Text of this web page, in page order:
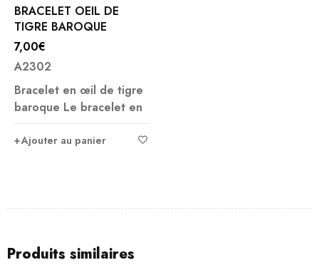
BRACELET OEIL DE
TIGRE BAROQUE
7,00€
A2302
Bracelet en œil de tigre
baroque Le bracelet en
Ajouter au panier
Produits similaires